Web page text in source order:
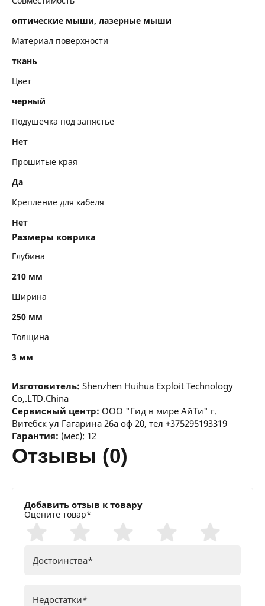
оптические мыши, лазерные мыши
Материал поверхности
ткань
Цвет
черный
Подушечка под запястье
Нет
Прошитые края
Да
Крепление для кабеля
Нет
Размеры коврика
Глубина
210 мм
Ширина
250 мм
Толщина
3 мм
Изготовитель: Shenzhen Huihua Exploit Technology
Co,.LTD.China
Сервисный центр: ООО "Гид в мире АйТи" г.
Витебск ул Гагарина 26а оф 20, тел +375295193319
Гарантия: (мес): 12
отзывы (0)
Добавить отзыв к товару
Оцените товар*